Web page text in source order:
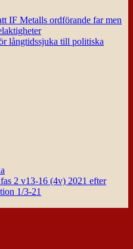
IF Metalls ordförande far men
långtidssjuka till politiska
2 v13-16 (4v) 2021 efter
1/3-21